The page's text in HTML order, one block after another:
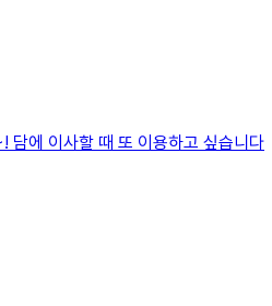
담에 이사할 때 또 이용하고 싶습니다